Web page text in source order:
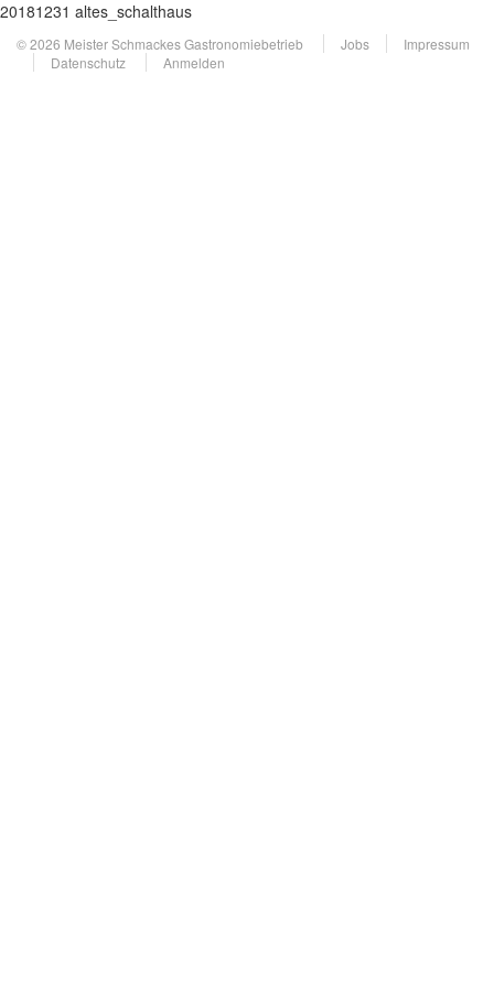
20181231 altes_schalthaus
© 2026 Meister Schmackes Gastronomiebetrieb Jobs
Impressum
Datenschutz
Anmelden